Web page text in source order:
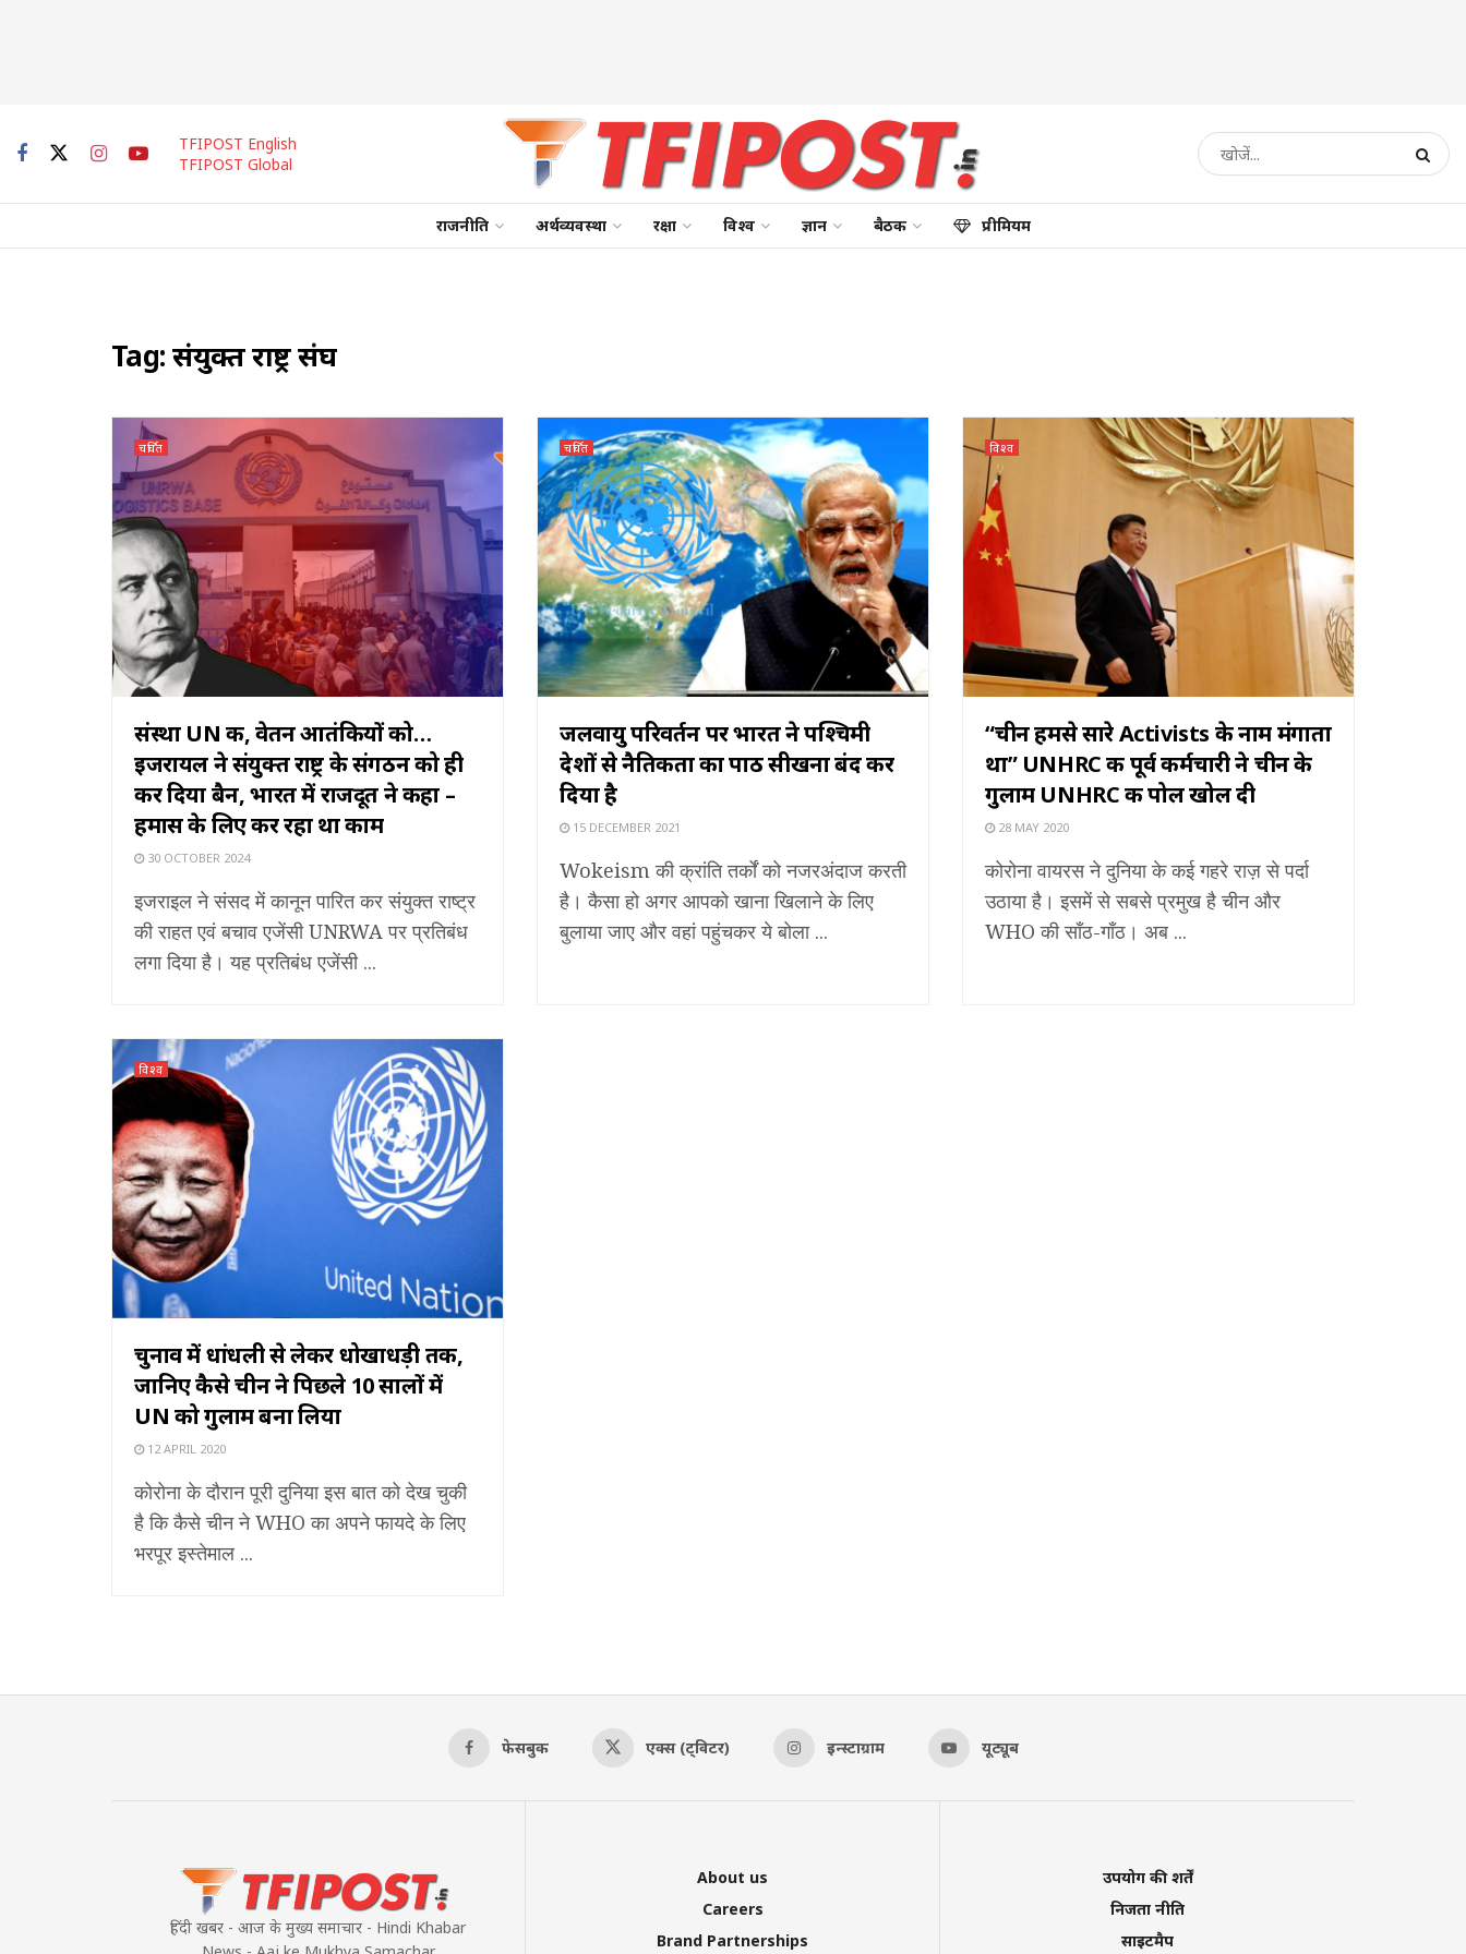
TFIPOST English
TFIPOST Global
राजनीति अर्थव्यवस्था रक्षा विश्व ज्ञान बैठक प्रीमियम
Tag:संयुक्त राष्ट्र संघ
चर्चित
संस्था UN की, वेतन आतंकियों को…
इजरायल ने संयुक्त राष्ट्र के संगठन को ही
कर दिया बैन, भारत में राजदूत ने कहा –
हमास के लिए कर रहा था काम
30 OCTOBER 2024
इजराइल ने संसद में कानून पारित कर संयुक्त राष्ट्र
की राहत एवं बचाव एजेंसी UNRWA पर प्रतिबंध
लगा दिया है। यह प्रतिबंध एजेंसी ...
चर्चित
जलवायु परिवर्तन पर भारत ने पश्चिमी
देशों से नैतिकता का पाठ सीखना बंद कर
दिया है
15 DECEMBER 2021
Wokeism की क्रांति तर्कों को नजरअंदाज करती
है। कैसा हो अगर आपको खाना खिलाने के लिए
बुलाया जाए और वहां पहुंचकर ये बोला ...
विश्व
“चीन हमसे सारे Activists के नाम मंगाता
था” UNHRC की पूर्व कर्मचारी ने चीन के
गुलाम UNHRC की पोल खोल दी
28 MAY 2020
कोरोना वायरस ने दुनिया के कई गहरे राज़ से पर्दा
उठाया है। इसमें से सबसे प्रमुख है चीन और
WHO की साँठ-गाँठ। अब ...
विश्व
चुनाव में धांधली से लेकर धोखाधड़ी तक,
जानिए कैसे चीन ने पिछले 10 सालों में
UN को गुलाम बना लिया
12 APRIL 2020
कोरोना के दौरान पूरी दुनिया इस बात को देख चुकी
है कि कैसे चीन ने WHO का अपने फायदे के लिए
भरपूर इस्तेमाल ...
फेसबुक एक्स (ट्विटर) इन्स्टाग्राम यूट्यूब
हिंदी खबर - आज के मुख्य समाचार - Hindi Khabar
About us
Careers
Brand Partnerships
उपयोग की शर्तें
निजता नीति
साइटमैप